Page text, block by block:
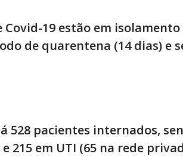
19 estão em
de quarentena (14 dias) e
528 pacientes internados,
215 em UTI (65 na rede